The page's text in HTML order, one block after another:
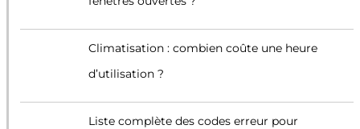
Climatisation : combien coûte une heure
d’utilisation ?
Liste complète des codes erreur pour